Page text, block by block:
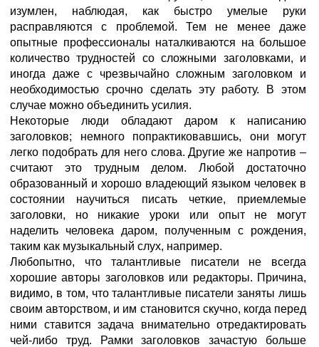
изумлен, наблюдая, как быстро умелые руки
расправляются с проблемой. Тем не менее даже
опытные профессионалы наталкиваются на большое
количество трудностей со сложными заголовками, и
иногда даже с чрезвычайно сложным заголовком и
необходимостью срочно сделать эту работу. В этом
случае можно объединить усилия.
Некоторые люди обладают даром к написанию
заголовков; немного попрактиковавшись, они могут
легко подобрать для него слова. Другие же напротив –
считают это трудным делом. Любой достаточно
образованный и хорошо владеющий языком человек в
состоянии научиться писать четкие, приемлемые
заголовки, но никакие уроки или опыт не могут
наделить человека даром, полученным с рождения,
таким как музыкальный слух, например.
Любопытно, что талантливые писатели не всегда
хорошие авторы заголовков или редакторы. Причина,
видимо, в том, что талантливые писатели заняты лишь
своим авторством, и им становится скучно, когда перед
ними ставится задача внимательно отредактировать
чей-либо труд. Рамки заголовков зачастую больше